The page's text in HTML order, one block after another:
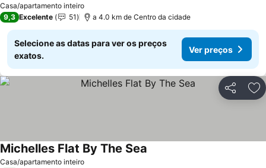
Casa/apartamento inteiro
Ver preços
9,3 Excelente 51 a 4.0 km de Centro da cidade
Selecione as datas para ver os preços
exatos.
Ver preços
Partilhar
Casa/apartamento inteiro
Michelles Flat By The Sea